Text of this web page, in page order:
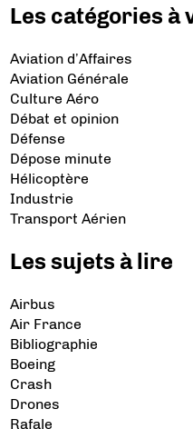
Les catégories à
Aviation d’Affaires
Aviation Générale
Culture Aéro
Débat et opinion
Défense
Dépose minute
Hélicoptère
Industrie
Transport Aérien
Les sujets à lire
Airbus
Air France
Bibliographie
Boeing
Crash
Drones
Rafale